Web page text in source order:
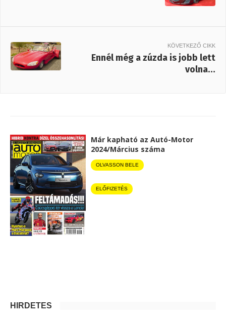
KÖVETKEZŐ CIKK
Ennél még a zúzda is jobb lett
volna…
Már kapható az Autó-Motor
2024/Március száma
OLVASSON BELE
ELŐFIZETÉS
HIRDETÉS